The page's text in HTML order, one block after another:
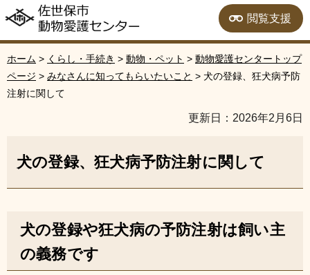
佐世保市動物愛護セン
ター
閲覧支援
ホーム > くらし・手続き > 動物・ペット > 動物愛護センタートップ
ページ > みなさんに知ってもらいたいこと > 犬の登録、狂犬病予防
注射に関して
更新日：2026年2月6日
犬の登録、狂犬病予防注射に関して
犬の登録や狂犬病の予防注射は飼い主
の義務です